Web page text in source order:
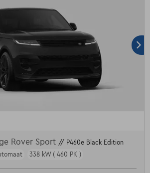
Rover Sport // P460e Black Edition
338 kW ( 460 PK )